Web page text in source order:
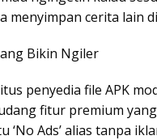
cerita lain
Bikin Ngiler
penyedia file APK
fitur premium
‘No Ads’ alias tanpa